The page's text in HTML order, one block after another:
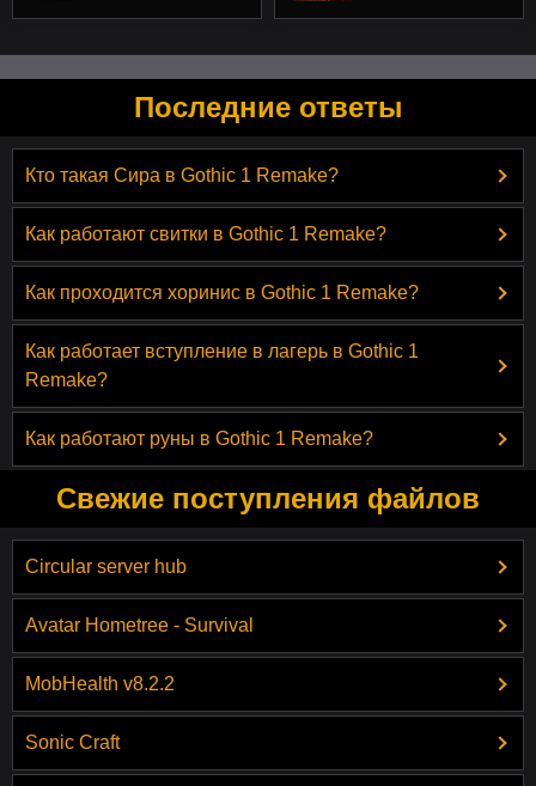
Последние ответы
Кто такая Сира в Gothic 1 Remake?
Как работают свитки в Gothic 1 Remake?
Как проходится хоринис в Gothic 1 Remake?
Как работает вступление в лагерь в Gothic 1
Remake?
Как работают руны в Gothic 1 Remake?
Свежие поступления файлов
Circular server hub
Avatar Hometree - Survival
MobHealth v8.2.2
Sonic Craft